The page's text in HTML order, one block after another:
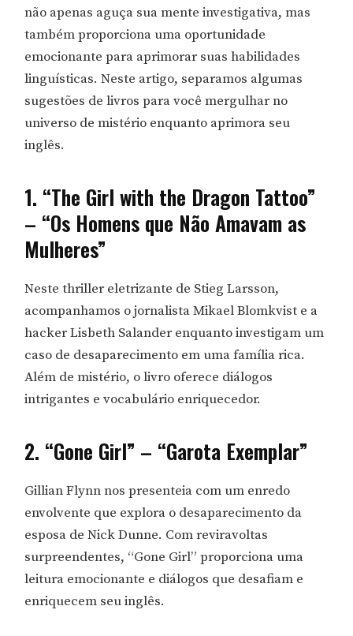
não apenas aguça sua mente investigativa, mas
também proporciona uma oportunidade
emocionante para aprimorar suas habilidades
linguísticas. Neste artigo, separamos algumas
sugestões de livros para você mergulhar no
universo de mistério enquanto aprimora seu
inglês.
1. “The Girl with the Dragon Tattoo”
– “Os Homens que Não Amavam as
Mulheres”
Neste thriller eletrizante de Stieg Larsson,
acompanhamos o jornalista Mikael Blomkvist e a
hacker Lisbeth Salander enquanto investigam um
caso de desaparecimento em uma família rica.
Além de mistério, o livro oferece diálogos
intrigantes e vocabulário enriquecedor.
2. “Gone Girl” – “Garota Exemplar”
Gillian Flynn nos presenteia com um enredo
envolvente que explora o desaparecimento da
esposa de Nick Dunne. Com reviravoltas
surpreendentes, “Gone Girl” proporciona uma
leitura emocionante e diálogos que desafiam e
enriquecem seu inglês.